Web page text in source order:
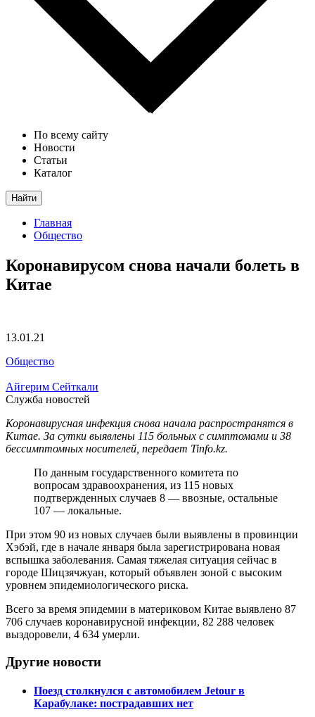
По всему сайту
Новости
Статьи
Каталог
Найти
Главная
Общество
Коронавирусом снова начали болеть в
Китае
13.01.21
Общество
Айгерим Сейткали
Служба новостей
Коронавирусная инфекция снова начала распространятся в
Китае. За сутки выявлены 115 больных с симптомами и 38
бессимптомных носителей, передает Tinfo.kz.
По данным государственного комитета по
вопросам здравоохранения, из 115 новых
подтвержденных случаев 8 — ввозные, остальные
107 — локальные.
При этом 90 из новых случаев были выявлены в провинции
Хэбэй, где в начале января была зарегистрирована новая
вспышка заболевания. Самая тяжелая ситуация сейчас в
городе Шицзячжуан, который объявлен зоной с высоким
уровнем эпидемиологического риска.
Всего за время эпидемии в материковом Китае выявлено 87
706 случаев коронавирусной инфекции, 82 288 человек
выздоровели, 4 634 умерли.
Другие новости
Поезд столкнулся с автомобилем Jetour в
Карабулаке: пострадавших нет